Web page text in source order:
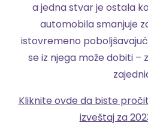
a jedna stvar je ostala
automobila smanjuje
istovremeno
se iz njega može dobiti –
Kliknite ovde da biste
izveštaj za